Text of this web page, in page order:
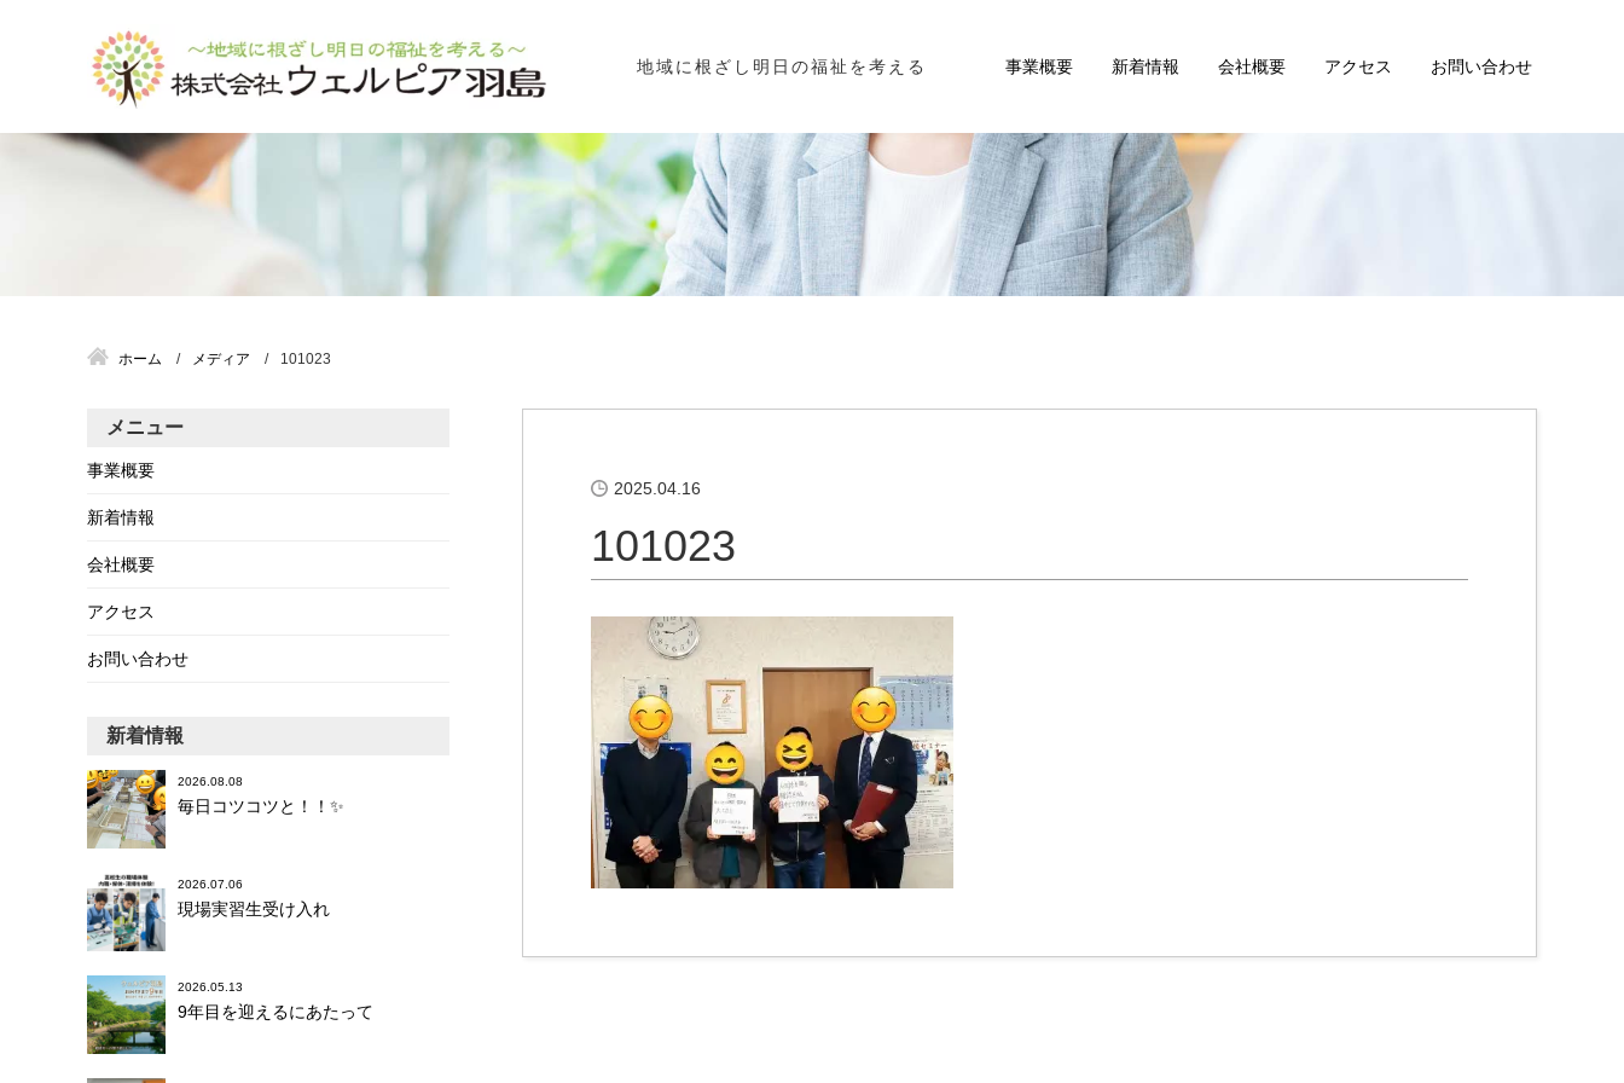
地域に根ざし明日の福祉を考える 事業概要 新着情報 会社概要 アクセス お問い合わせ
ホーム メディア 101023
2025.04.16
101023
メニュー
事業概要
新着情報
会社概要
アクセス
お問い合わせ
新着情報
2026.08.08
毎日コツコツと！！✨
2026.07.06
現場実習生受け入れ
2026.05.13
9年目を迎えるにあたって